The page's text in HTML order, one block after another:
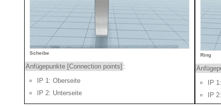
Scheibe
Anfügepunkte [Connection points] :
IP 1: Oberseite
IP 2: Unterseite
Ring
IP
IP